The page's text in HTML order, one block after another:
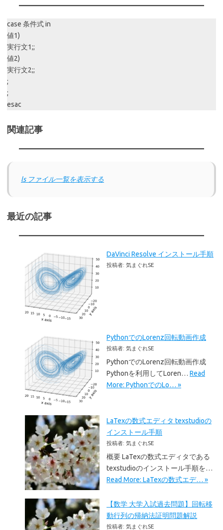
case 条件式 in
値1)
実行文1;;
値2)
実行文2;;
;
;
esac
関連記事
ls ファイル一覧を表示する
最近の記事
DaVinci Resolve インストール手順
投稿者: 気まぐれSE
PythonでのLorenz回転動画作成
投稿者: 気まぐれSE
PythonでのLorenz回転動画作成
Pythonを利用してLoren… Read
More: PythonでのLo… »
LaTexの数式エディタ texstudioの
インストール手順
投稿者: 気まぐれSE
概要 LaTexの数式エディタである
texstudioのインストール手順を…
Read More: LaTexの数式エデ… »
【数学 大学入試過去問題】回転移
動行列の帰納法証明問題解説
投稿者: 気まぐれSE